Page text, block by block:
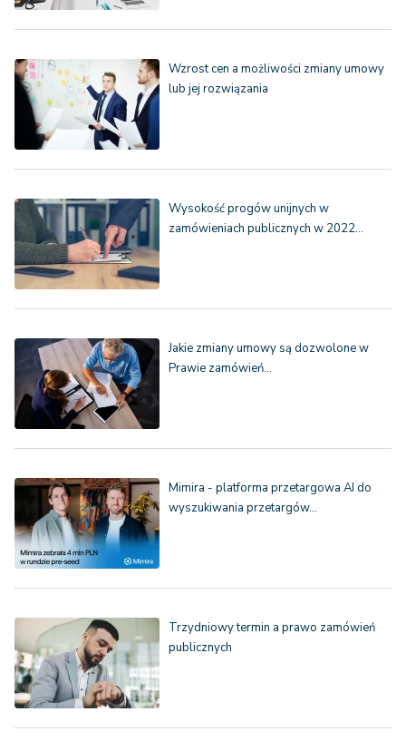
Wzrost cen a możliwości zmiany umowy
lub jej rozwiązania
Wysokość progów unijnych w
zamówieniach publicznych w 2022…
Jakie zmiany umowy są dozwolone w
Prawie zamówień…
Mimira - platforma przetargowa AI do
wyszukiwania przetargów…
Trzydniowy termin a prawo zamówień
publicznych